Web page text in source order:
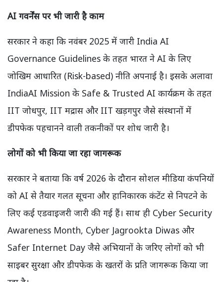
AI गवर्नेंस पर भी जारी है काम
सरकार ने कहा कि नवंबर 2025 में जारी India AI
Governance Guidelines के तहत भारत ने AI के लिए
जोखिम आधारित (Risk-based) नीति अपनाई है। इसके अलावा
IndiaAI Mission के Safe & Trusted AI कार्यक्रम के तहत
IIT जोधपुर, IIT मद्रास और IIT खड़गपुर जैसे संस्थानों में
डीपफेक पहचानने वाली तकनीकों पर शोध जारी है।
लोगों को भी किया जा रहा जागरूक
सरकार ने बताया कि वर्ष 2026 के दौरान सोशल मीडिया कंपनियों
को AI से तैयार गलत सूचना और हानिकारक कंटेंट से निपटने के
लिए कई एडवाइजरी जारी की गई हैं। साथ ही Cyber Security
Awareness Month, Cyber Jagrookta Diwas और
Safer Internet Day जैसे अभियानों के जरिए लोगों को भी
साइबर सुरक्षा और डीपफेक के खतरों के प्रति जागरूक किया जा